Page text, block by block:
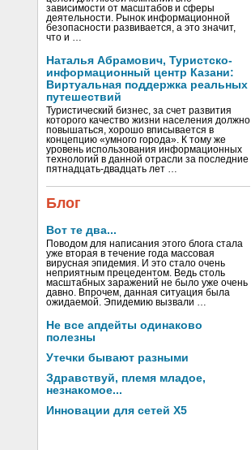
зависимости от масштабов и сферы
деятельности. Рынок информационной
безопасности развивается, а это значит,
что и …
Наталья Абрамович, Туристско-
информационный центр Казани:
Виртуальная поддержка реальных
путешествий
Туристический бизнес, за счет развития
которого качество жизни населения должно
повышаться, хорошо вписывается в
концепцию «умного города». К тому же
уровень использования информационных
технологий в данной отрасли за последние
пятнадцать-двадцать лет …
Блог
Вот те два...
Поводом для написания этого блога стала
уже вторая в течение года массовая
вирусная эпидемия. И это стало очень
неприятным прецедентом. Ведь столь
масштабных заражений не было уже очень
давно. Впрочем, данная ситуация была
ожидаемой. Эпидемию вызвали …
Не все апдейты одинаково
полезны
Утечки бывают разными
Здравствуй, племя младое,
незнакомое...
Инновации для сетей X5